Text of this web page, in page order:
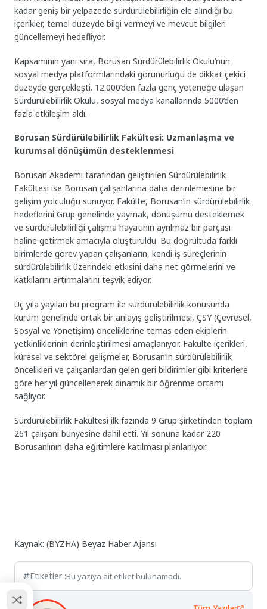
kadar geniş bir yelpazede sürdürülebilirliğin ele alındığı bu
içerikler, temel düzeyde bilgi vermeyi ve mevcut bilgileri
güncellemeyi hedefliyor.
Kapsamının yanı sıra, Borusan Sürdürülebilirlik Okulu’nun
sosyal medya platformlarındaki görünürlüğü de dikkat çekici
düzeyde gerçekleşti. 12.000’den fazla genç yeteneğe ulaşan
Sürdürülebilirlik Okulu, sosyal medya kanallarında 5000’den
fazla etkileşim aldı.
Borusan Sürdürülebilirlik Fakültesi: Uzmanlaşma ve
kurumsal dönüşümün desteklenmesi
Borusan Akademi tarafından geliştirilen Sürdürülebilirlik
Fakültesi ise Borusan çalışanlarına daha derinlemesine bir
gelişim yolculuğu sunuyor. Fakülte, Borusan’ın sürdürülebilirlik
hedeflerini Grup genelinde yaymak, dönüşümü desteklemek
ve sürdürülebilirliği çalışma hayatının ayrılmaz bir parçası
haline getirmek amacıyla oluşturuldu. Bu doğrultuda farklı
birimlerde görev yapan çalışanların, kendi iş süreçlerinin
sürdürülebilirlik üzerindeki etkisini daha net görmelerini ve
katkılarını artırmalarını teşvik ediyor.
Üç yıla yayılan bu program ile sürdürülebilirlik konusunda
kurum genelinde ortak bir anlayış geliştirilmesi, ÇSY (Çevresel,
Sosyal ve Yönetişim) önceliklerine temas eden ekiplerin
yetkinliklerinin derinleştirilmesi amaçlanıyor. Fakülte içerikleri,
küresel ve sektörel gelişmeler, Borusan’ın sürdürülebilirlik
öncelikleri ve çalışanlardan gelen geri bildirimler gibi kriterlere
göre her yıl güncellenerek dinamik bir öğrenme ortamı
sağlıyor.
Sürdürülebilirlik Fakültesi ilk fazında 9 Grup şirketinden toplam
261 çalışanı bünyesine dahil etti. Yıl sonuna kadar 220
Borusanlının daha eğitimlere katılması planlanıyor.
Kaynak: (BYZHA) Beyaz Haber Ajansı
Etiketler :Bu yazıya ait etiket bulunamadı.